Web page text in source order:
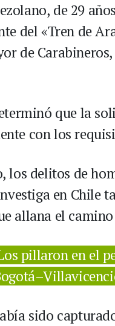
de 29
del «Tren de
de
que la
con los
los delitos de
en Chile
allana el
pillaron en el
sido